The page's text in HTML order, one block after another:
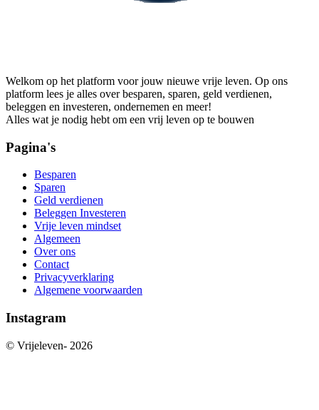
Welkom op het platform voor jouw nieuwe vrije leven. Op ons
platform lees je alles over besparen, sparen, geld verdienen,
beleggen en investeren, ondernemen en meer!
Alles wat je nodig hebt om een vrij leven op te bouwen
Pagina's
Besparen
Sparen
Geld verdienen
Beleggen Investeren
Vrije leven mindset
Algemeen
Over ons
Contact
Privacyverklaring
Algemene voorwaarden
Instagram
© Vrijeleven- 2026